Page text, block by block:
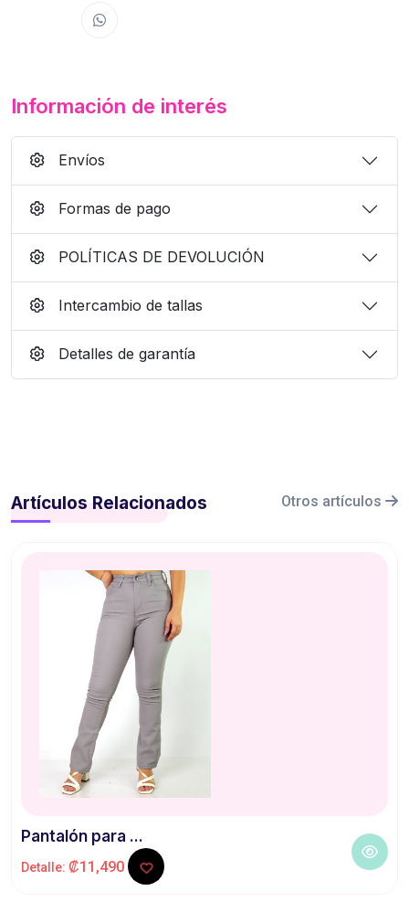
Información de interés
Envíos
Formas de pago
POLÍTICAS DE DEVOLUCIÓN
Intercambio de tallas
Detalles de garantía
Artículos Relacionados Otros artículos
Pantalón para ...
Detalle: ₡11,490